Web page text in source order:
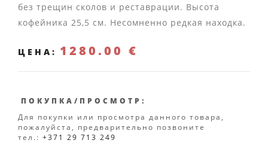
без трещин сколов и реставрации. Высота
кофейника 25,5 см. Несомненно редкая находка.
ЦЕНА: 1280.00 €
ПОКУПКА/ПРОСМОТР:
Для покупки или просмотра данного товара,
пожалуйста, предварительно позвоните
тел.: +371 29 713 249